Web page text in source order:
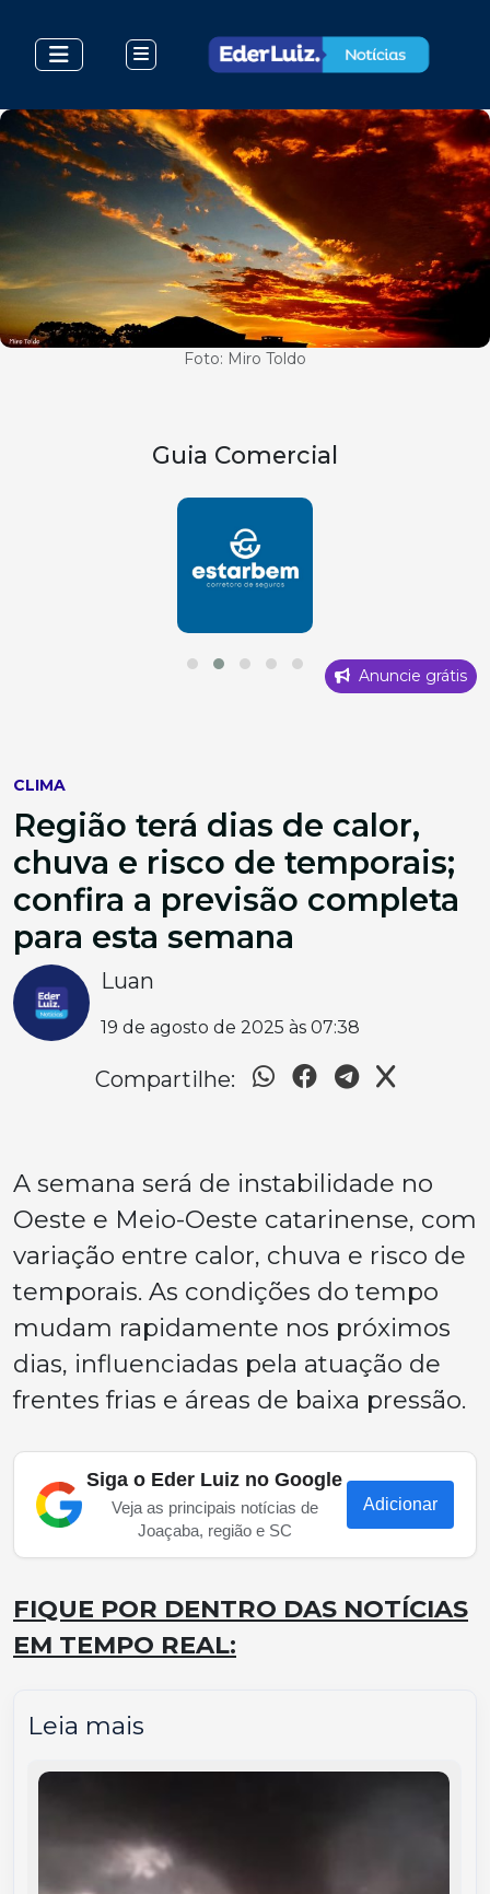
Foto: Miro Toldo
Guia Comercial
Anuncie grátis
CLIMA
Região terá dias de calor,
chuva e risco de temporais;
confira a previsão completa
para esta semana
Luan
19 de agosto de 2025 às 07:38
Compartilhe:
A semana será de instabilidade no
Oeste e Meio-Oeste catarinense, com
variação entre calor, chuva e risco de
temporais. As condições do tempo
mudam rapidamente nos próximos
dias, influenciadas pela atuação de
frentes frias e áreas de baixa pressão.
Siga o Eder Luiz no Google
Veja as principais notícias de
Joaçaba, região e SC
Adicionar
FIQUE POR DENTRO DAS NOTÍCIAS
EM TEMPO REAL:
Leia mais